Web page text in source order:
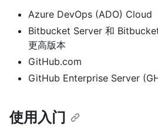
Azure DevOps (ADO) Cloud
Bitbucket Server 和
更高版本
GitHub.com
GitHub Enterprise Server
使用入门